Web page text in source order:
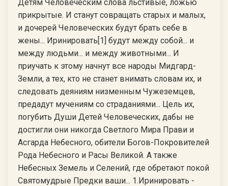
Детям Человеческим слова льстивые, ложью
прикрытые. И станут совращать старых и малых,
и дочерей Человеческих будут брать себе в
жены... Иринировать[1] будут между собой... и
между людьми... и между животными... И
приучать к этому начнут все народы Мидгард-
Земли, а тех, кто не станет внимать словам их, и
следовать деяниям низменным Чужеземцев,
предадут мучениям со страданиями... Цель их,
погубить Души Детей Человеческих, дабы не
достигли они никогда Светлого Мира Прави и
Асгарда Небесного, обители Богов-Покровителей
Рода Небесного и Расы Великой. А также
Небесных Земель и Селений, где обретают покой
Святомудрые Предки ваши... 1.Иринировать -